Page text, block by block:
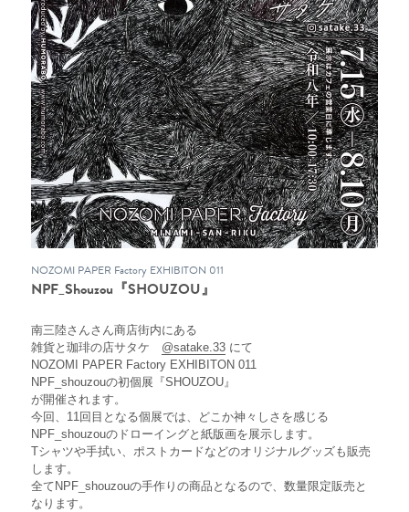
CONNECT
CONTACT
NOZOMI PAPER Factory EXHIBITON 011
NPF_Shouzou『SHOUZOU』
南三陸さんさん商店街内にある
雑貨と珈琲の店サタケ @satake.33 にて
NOZOMI PAPER Factory EXHIBITON 011
NPF_shouzouの初個展『SHOUZOU』
が開催されます。
今回、11回目となる個展では、どこか神々しさを感じる
NPF_shouzouのドローイングと紙版画を展示します。
Tシャツや手拭い、ポストカードなどのオリジナルグッズも販売
します。
全てNPF_shouzouの手作りの商品となるので、数量限定販売と
なります。